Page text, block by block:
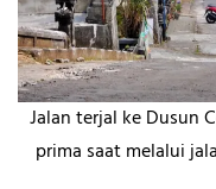
Jalan terjal ke Dusun
prima saat melalui